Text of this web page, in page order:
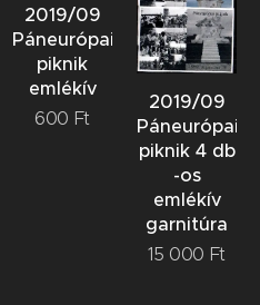
2019/09
Páneurópai
piknik
emlékív
600 Ft
2019/09
Páneurópai
piknik 4 db
-os
emlékív
garnitúra
15 000 Ft